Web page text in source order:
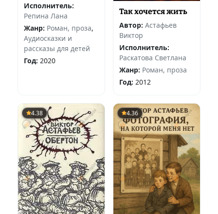
Исполнитель:
Репина Лана
Жанр: Роман, проза,
Аудиосказки и
рассказы для детей
Год: 2020
Так хочется жить
Автор: Астафьев
Виктор
Исполнитель:
Раскатова Светлана
Жанр: Роман, проза
Год: 2012
4.38 4.36